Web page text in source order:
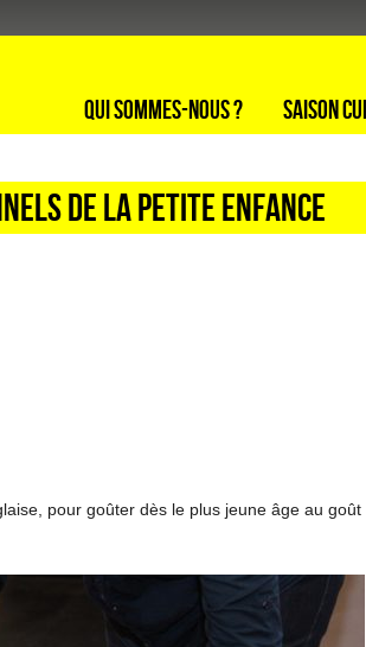
Qui sommes-nous ? Saison
de la petite enfance
pour goûter dès le plus jeune âge au goût